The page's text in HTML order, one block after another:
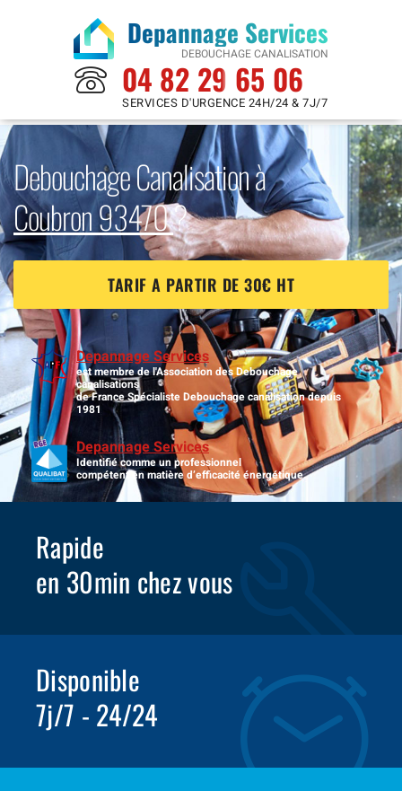
Depannage Services
DEBOUCHAGE CANALISATION
04 82 29 65 06
SERVICES D'URGENCE 24H/24 & 7J/7
Debouchage Canalisation à
Coubron 93470?
TARIF A PARTIR DE 30€ HT
Depannage Services
est membre de l'Association des Debouchage
canalisations
de France Spécialiste Debouchage canalisation depuis
1981
Depannage Services
Identifié comme un professionnel
compétent en matière d’efficacité énergétique.
Rapide
en 30min chez vous
Disponible
7j/7 - 24/24